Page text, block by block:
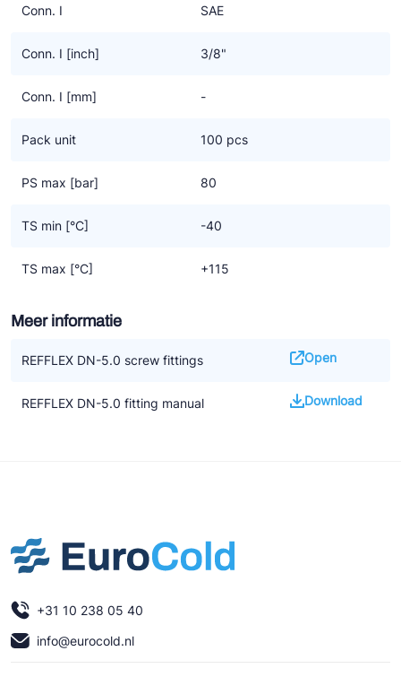
Conn. I SAE
Conn. I [inch] 3/8"
Conn. I [mm] -
Pack unit 100 pcs
PS max [bar] 80
TS min [°C] -40
TS max [°C] +115
Meer informatie
REFFLEX DN-5.0 screw fittings Open
REFFLEX DN-5.0 fitting manual Download
+31 10 238 05 40
info@eurocold.nl